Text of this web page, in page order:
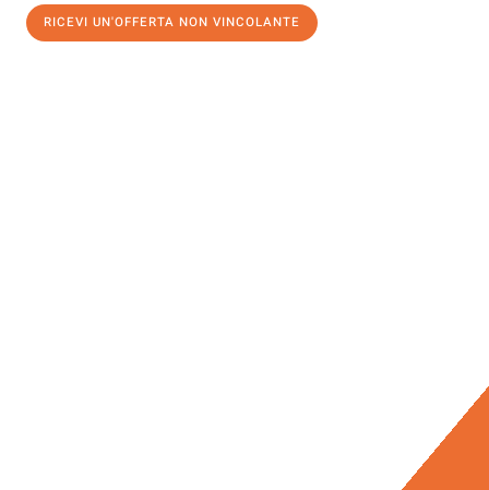
RICEVI UN'OFFERTA NON VINCOLANTE